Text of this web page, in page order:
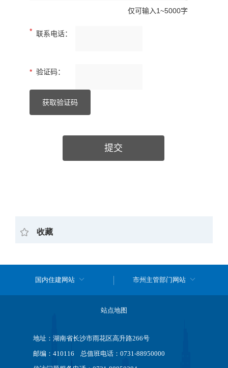
收藏
国内住建网站 市州主管部门网站
站点地图
地址：湖南省长沙市雨花区高升路266号
邮编：410116 总值班电话：0731-88950000